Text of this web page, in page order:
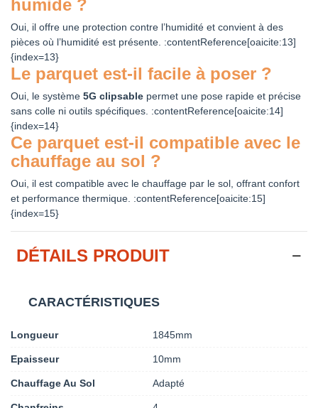
humide ?
Oui, il offre une protection contre l’humidité et convient à des
pièces où l’humidité est présente. :contentReference[oaicite:13]
{index=13}
Le parquet est‑il facile à poser ?
Oui, le système 5G clipsable permet une pose rapide et précise
sans colle ni outils spécifiques. :contentReference[oaicite:14]
{index=14}
Ce parquet est‑il compatible avec le
chauffage au sol ?
Oui, il est compatible avec le chauffage par le sol, offrant confort
et performance thermique. :contentReference[oaicite:15]
{index=15}
DÉTAILS PRODUIT
CARACTÉRISTIQUES
Longueur 1845mm
Epaisseur 10mm
Chauffage Au Sol Adapté